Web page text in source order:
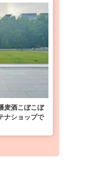
麦酒こぼこぼ
ナショップで